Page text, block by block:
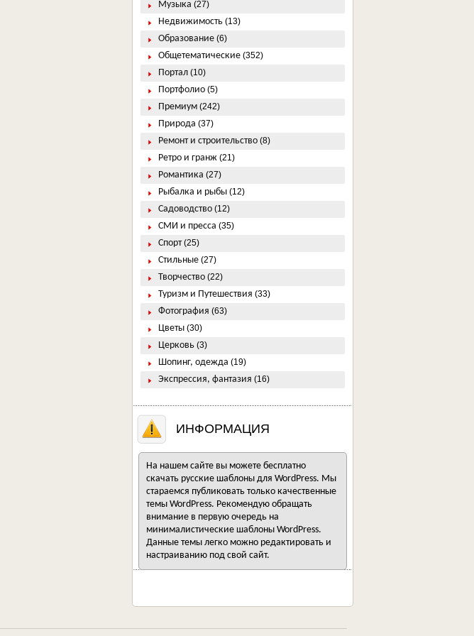
Музыка (27)
Недвижимость (13)
Образование (6)
Общетематические (352)
Портал (10)
Портфолио (5)
Премиум (242)
Природа (37)
Ремонт и строительство (8)
Ретро и гранж (21)
Романтика (27)
Рыбалка и рыбы (12)
Садоводство (12)
СМИ и пресса (35)
Спорт(25)
Стильные (27)
Творчество (22)
Туризм и Путешествия (33)
Фотография (63)
Цветы (30)
Церковь (3)
Шопинг, одежда (19)
Экспрессия, фантазия (16)
ИНФОРМАЦИЯ
На нашем сайте вы можете бесплатно
скачать русские шаблоны для WordPress. Мы
стараемся публиковать только качественные
темы WordPress. Рекомендую обращать
внимание в первую очередь на
минималистические шаблоны WordPress.
Данные темы легко можно редактировать и
настраиванию под свой сайт.